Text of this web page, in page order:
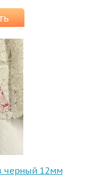
черный 12мм